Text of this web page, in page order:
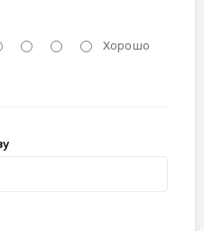
Хорошо